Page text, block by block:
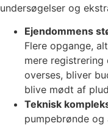
undersøgelser og
Ejendommens
Flere opgange,
mere registrering
overses, bliver
blive mødt af
Teknisk
pumpebrønde